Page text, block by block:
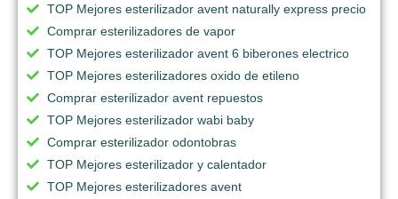
TOP Mejores esterilizador avent naturally express precio
Comprar esterilizadores de vapor
TOP Mejores esterilizador avent 6 biberones electrico
TOP Mejores esterilizadores oxido de etileno
Comprar esterilizador avent repuestos
TOP Mejores esterilizador wabi baby
Comprar esterilizador odontobras
TOP Mejores esterilizador y calentador
TOP Mejores esterilizadores avent